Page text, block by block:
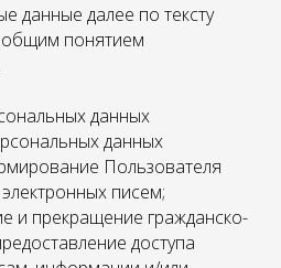
данные далее по тексту
понятием
данных
данных
Пользователя
писем;
и прекращение гражданско-
доступа